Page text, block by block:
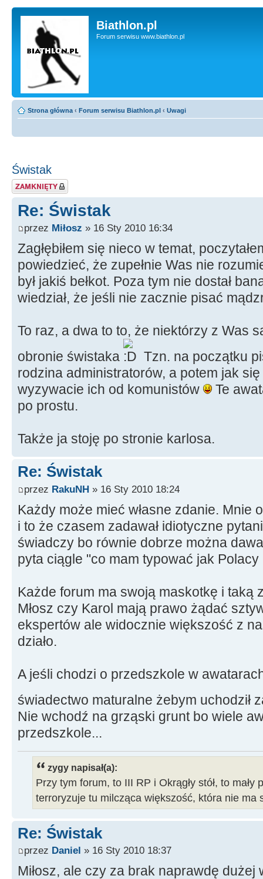
Biathlon.pl
Forum serwisu www.biathlon.pl
Strona główna ‹ Forum serwisu Biathlon.pl ‹ Uwagi
Świstak
Zablokowany temat
Re: Świstak
przez Miłosz » 16 Sty 2010 16:34
Zagłębiłem się nieco w temat,
powiedzieć, że zupełnie Was nie
był jakiś bełkot. Poza tym nie dostał
wiedział, że jeśli nie zacznie pisać
To raz, a dwa to to, że niektórzy z Was
obronie świstaka
Tzn. na początku
rodzina administratorów, a potem jak
wyzywacie ich od komunistów
Te
po prostu.
Także ja stoję po stronie karlosa.
Re: Świstak
przez RakuNH » 16 Sty 2010 18:24
Każdy może mieć własne zdanie. Mnie
i to że czasem zadawał idiotyczne
świadczy bo równie dobrze można
pyta ciągle "co mam typować jak Polacy
Każde forum ma swoją maskotkę i taką
Młosz czy Karol mają prawo żądać
ekspertów ale widocznie większość z
działo.
A jeśli chodzi o przedszkole w
świadectwo maturalne żebym uchodził
Nie wchodź na grząski grunt bo wiele
przedszkole...
zygy napisał(a):
Przy tym forum, to III RP i Okrągły stół, to
terroryzuje tu milcząca większość, która nie ma
Re: Świstak
przez Daniel » 16 Sty 2010 18:37
Miłosz, ale czy za brak naprawdę